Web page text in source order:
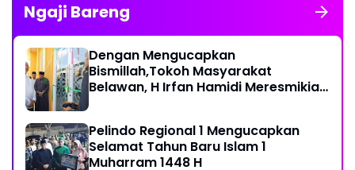
Ngaji Bareng
Dengan Mengucapkan
Bismillah,Tokoh Masyarakat
Belawan, H Irfan Hamidi Meresmikian
Pelindo Regional 1 Mengucapkan
Selamat Tahun Baru Islam 1
Muharram 1448 H